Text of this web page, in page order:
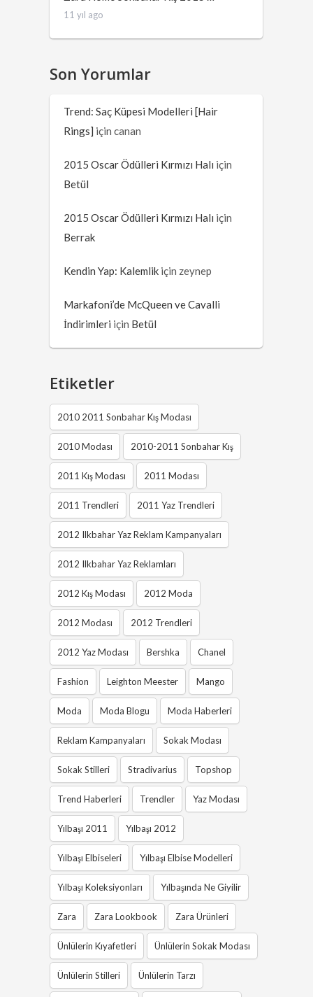
11 yıl ago
Son Yorumlar
Trend: Saç Küpesi Modelleri [Hair
Rings] içincanan
2015 Oscar Ödülleri Kırmızı Halı için
Betül
2015 Oscar Ödülleri Kırmızı Halı için
Berrak
Kendin Yap: Kalemlik için zeynep
Markafoni’de McQueen ve Cavalli
İndirimleri için Betül
Etiketler
2010 2011 Sonbahar Kış Modası
2010 Modası 2010-2011 Sonbahar Kış
2011 Kış Modası 2011 Modası
2011 Trendleri 2011 Yaz Trendleri
2012 Ilkbahar Yaz Reklam Kampanyaları
2012 Ilkbahar Yaz Reklamları
2012 Kış Modası 2012 Moda
2012 Modası 2012 Trendleri
2012 Yaz Modası Bershka Chanel
Fashion Leighton Meester Mango
Moda Moda Blogu Moda Haberleri
Reklam Kampanyaları Sokak Modası
Sokak Stilleri Stradivarius Topshop
Trend Haberleri Trendler Yaz Modası
Yılbaşı 2011 Yılbaşı 2012
Yılbaşı Elbiseleri Yılbaşı Elbise Modelleri
Yılbaşı Koleksiyonları Yılbaşında Ne Giyilir
Zara Zara Lookbook Zara Ürünleri
Ünlülerin Kıyafetleri Ünlülerin Sokak Modası
Ünlülerin Stilleri Ünlülerin Tarzı